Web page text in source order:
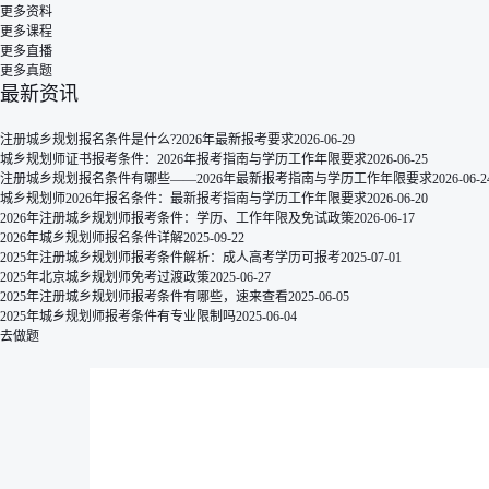
更多资料
更多课程
更多直播
更多真题
最新资讯
注册城乡规划报名条件是什么?2026年最新报考要求2026-06-29
城乡规划师证书报考条件：2026年报考指南与学历工作年限要求2026-06-25
注册城乡规划报名条件有哪些——2026年最新报考指南与学历工作年限要求2026-06-
城乡规划师2026年报名条件：最新报考指南与学历工作年限要求2026-06-20
2026年注册城乡规划师报考条件：学历、工作年限及免试政策2026-06-17
2026年城乡规划师报名条件详解2025-09-22
2025年注册城乡规划师报考条件解析：成人高考学历可报考2025-07-01
2025年北京城乡规划师免考过渡政策2025-06-27
2025年注册城乡规划师报考条件有哪些，速来查看2025-06-05
2025年城乡规划师报考条件有专业限制吗2025-06-04
去做题